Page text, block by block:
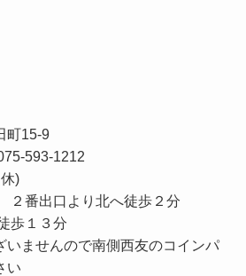
町15-9
593-1212
)
番出口より北へ徒歩２分
１３分
いませんので南側西友のコインパ
い